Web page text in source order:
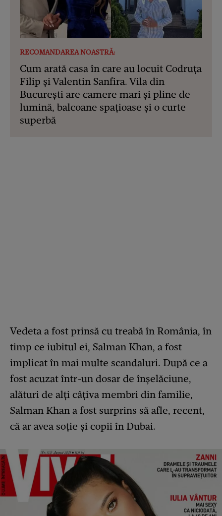
RECOMANDAREA NOASTRĂ:
Cum arată casa în care au locuit Codruța
Filip și Valentin Sanfira. Vila din
București are camere mari și pline de
lumină, balcoane spațioase și o curte
superbă
Vedeta a fost prinsă cu treabă în România, în
timp ce iubitul ei, Salman Khan, a fost
implicat în mai multe scandaluri. După ce a
fost acuzat într-un dosar de înșelăciune,
alături de alți câțiva membri din familie,
Salman Khan a fost surprins să afle, recent,
că ar avea soție și copii în Dubai.